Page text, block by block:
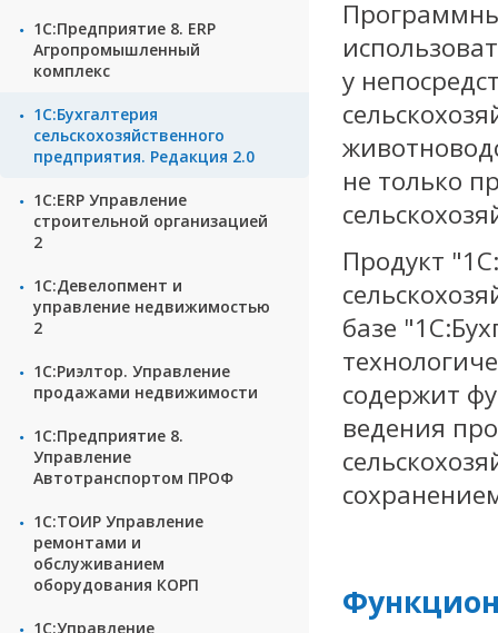
1С:Предприятие 8. ERP
Агропромышленный
комплекс
1С:Бухгалтерия
сельскохозяйственного
предприятия. Редакция 2.0
1С:ERP Управление
строительной организацией
2
1С:Девелопмент и
управление недвижимостью
2
1С:Риэлтор. Управление
продажами недвижимости
1С:Предприятие 8.
Управление
Автотранспортом ПРОФ
1С:ТОИР Управление
ремонтами и
обслуживанием
оборудования КОРП
1С:Управление
у
не только
Продукт
базе
содержит
ведения